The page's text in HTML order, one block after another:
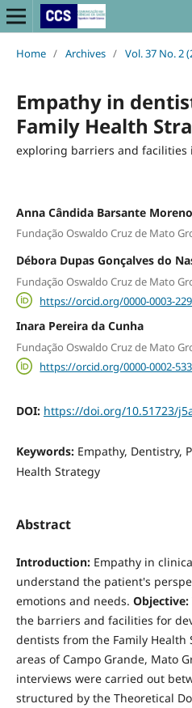
Home / Archives / Vol. 37 No. 2
Empathy in
Family Health
exploring barriers and facilities
Anna Cândida Barsante
Fundação Oswaldo Cruz de Mato
Débora Dupas Gonçalves do
Fundação Oswaldo Cruz de Mato
https://orcid.org/0000-0003-
Inara Pereira da Cunha
Fundação Oswaldo Cruz de Mato
https://orcid.org/0000-0002-
DOI: https://doi.org/10.51723/
Keywords: Empathy, Dentistry,
Health Strategy
Abstract
Introduction: Empathy in
understand the patient's
emotions and needs. Objective:
the barriers and facilities for
dentists from the Family Health
areas of Campo Grande, Mato
interviews were carried out
structured by the Theoretical